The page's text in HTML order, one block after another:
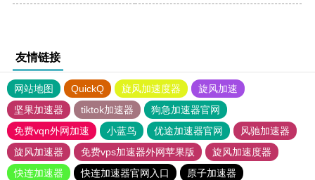
友情链接
网站地图 QuickQ 旋风加速度器
旋风加速
坚果加速器
tiktok加速器
狗急加速器官网
免费vqn外网加速
小蓝鸟 优途加速器官网
风驰加速器
旋风加速器
免费vps加速器外网苹果版
旋风加速度器
快连加速器
快连加速器官网入口
原子加速器